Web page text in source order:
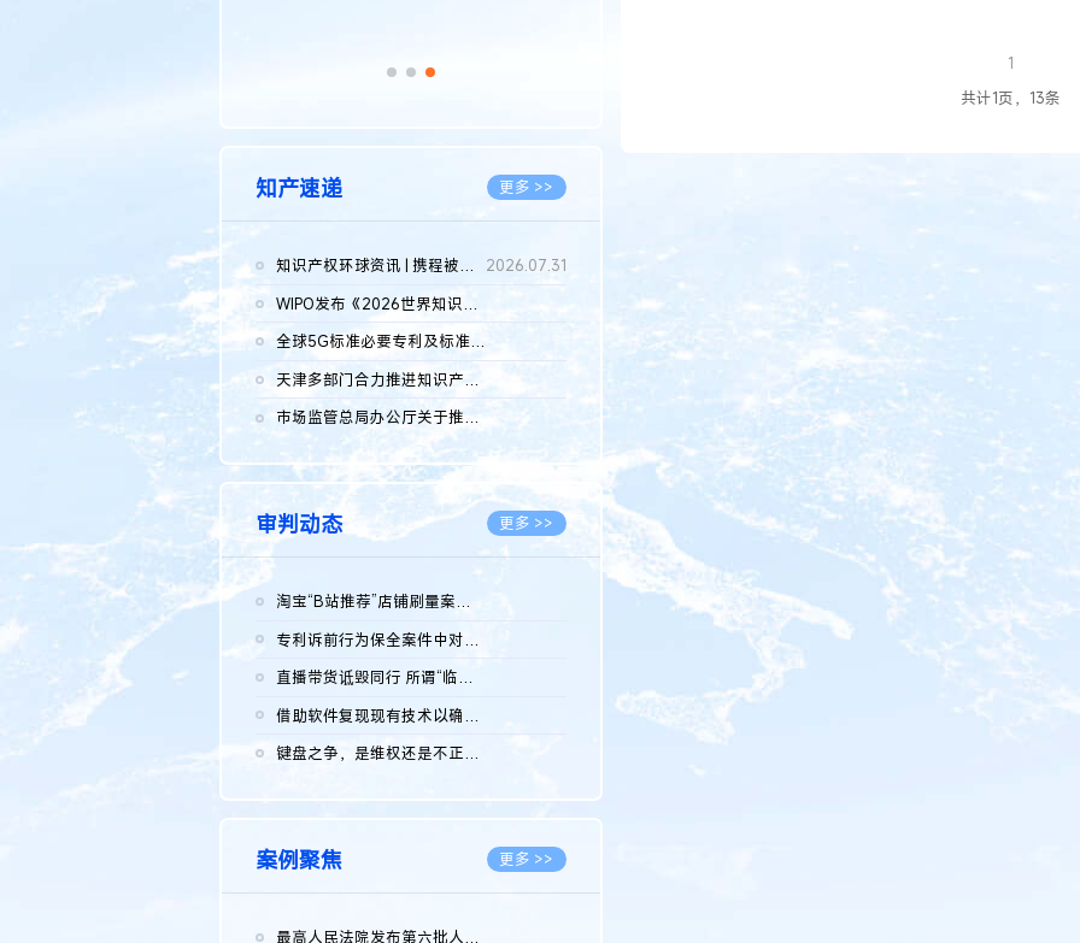
知产速递 更多 >>
知识产权环球资讯 | 携程被市监总局罚51.79亿；瑞幸泰国商标案上...
2026.07.31
WIPO发布《2026世界知识产权报告》 含报告全文
全球5G标准必要专利及标准提案研究报告（2026年）全文发布
天津多部门合力推进知识产权保护工作
2026.08.05
市场监管总局办公厅关于推广第一批全国商业秘密保护创新试点典型...
2026.08.05
审判动态 更多 >>
淘宝“B站推荐”店铺刷量案维持原判，两被告连带赔偿150万元
专利诉前行为保全案件中对仿制药申请人曾作出三类声明的考量及违...
直播带货诋毁同行 所谓“临场发挥”不免责
借助软件复现现有技术以确认相关参数特征是否被公开
键盘之争，是维权还是不正当竞争？
案例聚焦 更多 >>
最高人民法院发布第六批人民法院种业知识产权司法保护典型案例 含...
1
共计1页，13条